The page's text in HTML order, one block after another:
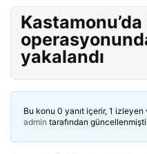
yakalandı
Bu konu 0 yanıt içerir, 1 izleyen
admin tarafından